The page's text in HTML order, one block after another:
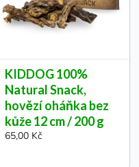
KIDDOG 100%
Natural Snack,
hovězí oháňka bez
kůže 12 cm / 200 g
65,00 Kč